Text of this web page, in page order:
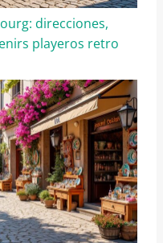
direcciones,
playeros retro